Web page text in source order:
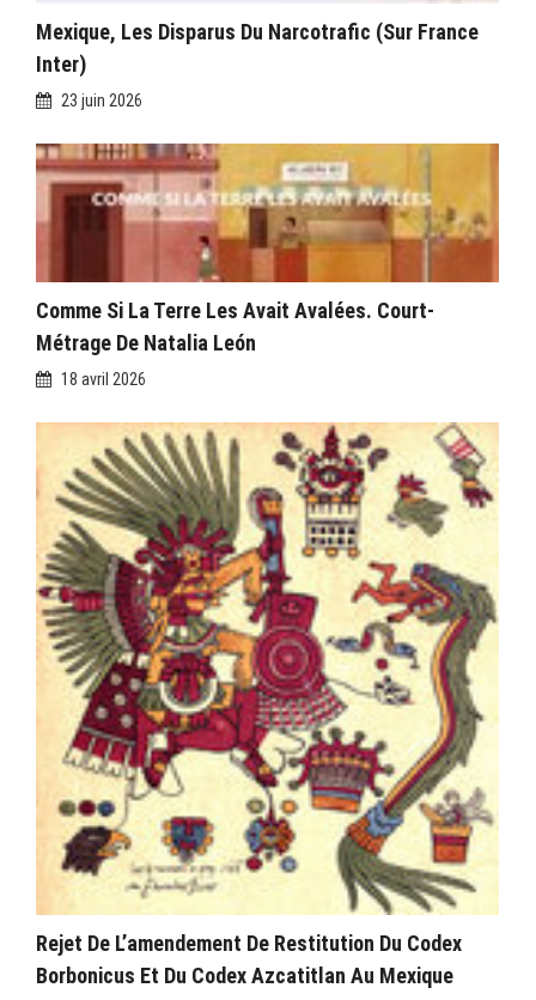
Mexique, Les Disparus Du Narcotrafic (sur France
Inter)
23 juin 2026
Comme Si La Terre Les Avait Avalées. Court-
Métrage De Natalia León
18 avril 2026
Rejet De L’amendement De Restitution Du Codex
Borbonicus Et Du Codex Azcatitlan Au Mexique